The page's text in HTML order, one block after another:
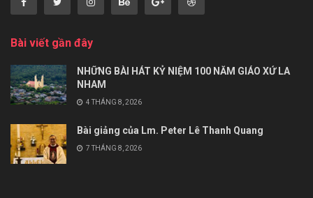
Bài viết gần đây
NHỮNG BÀI HÁT KỶ NIỆM 100 NĂM GIÁO XỨ LA
NHAM
4 THÁNG 8, 2026
Bài giảng của Lm. Peter Lê Thanh Quang
7 THÁNG 8, 2026